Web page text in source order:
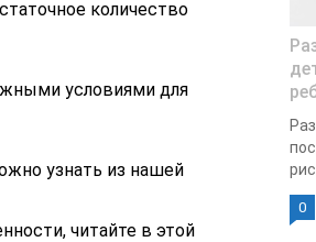
количество
условиями для
узнать из нашей
читайте в этой
0